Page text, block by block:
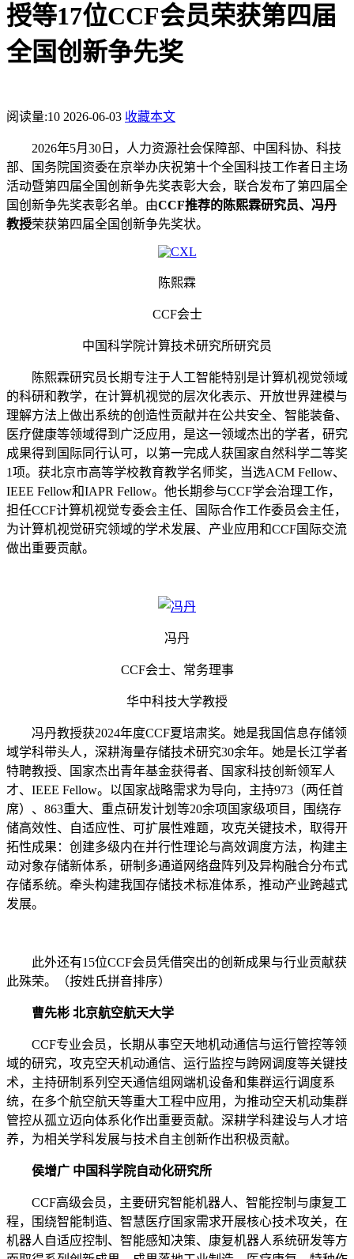
授等17位CCF会员荣获第四届
全国创新争先奖
阅读量:10 2026-06-03 收藏本文
2026年5月30日，人力资源社会保障部、中国科协、科技
部、国务院国资委在京举办庆祝第十个全国科技工作者日主场
活动暨第四届全国创新争先奖表彰大会，联合发布了第四届全
国创新争先奖表彰名单。由CCF推荐的陈熙霖研究员、冯丹
教授荣获第四届全国创新争先奖状。
陈熙霖
CCF会士
中国科学院计算技术研究所研究员
陈熙霖研究员长期专注于人工智能特别是计算机视觉领域
的科研和教学，在计算机视觉的层次化表示、开放世界建模与
理解方法上做出系统的创造性贡献并在公共安全、智能装备、
医疗健康等领域得到广泛应用，是这一领域杰出的学者，研究
成果得到国际同行认可，以第一完成人获国家自然科学二等奖
1项。获北京市高等学校教育教学名师奖，当选ACM Fellow、
IEEE Fellow和IAPR Fellow。他长期参与CCF学会治理工作，
担任CCF计算机视觉专委会主任、国际合作工作委员会主任，
为计算机视觉研究领域的学术发展、产业应用和CCF国际交流
做出重要贡献。
冯丹
CCF会士、常务理事
华中科技大学教授
冯丹教授获2024年度CCF夏培肃奖。她是我国信息存储领
域学科带头人，深耕海量存储技术研究30余年。她是长江学者
特聘教授、国家杰出青年基金获得者、国家科技创新领军人
才、IEEE Fellow。以国家战略需求为导向，主持973（两任首
席）、863重大、重点研发计划等20余项国家级项目，围绕存
储高效性、自适应性、可扩展性难题，攻克关键技术，取得开
拓性成果：创建多级内在并行性理论与高效调度方法，构建主
动对象存储新体系，研制多通道网络盘阵列及异构融合分布式
存储系统。牵头构建我国存储技术标准体系，推动产业跨越式
发展。
此外还有15位CCF会员凭借突出的创新成果与行业贡献获
此殊荣。
（按姓氏拼音排序）
曹先彬 北京航空航天大学
CCF专业会员，长期从事空天地机动通信与运行管控等领
域的研究，攻克空天机动通信、运行监控与跨网调度等关键技
术，主持研制系列空天通信组网端机设备和集群运行调度系
统，在多个航空航天等重大工程中应用，为推动空天机动集群
管控从孤立迈向体系化作出重要贡献。深耕学科建设与人才培
养，为相关学科发展与技术自主创新作出积极贡献。
侯增广 中国科学院自动化研究所
CCF高级会员，主要研究智能机器人、智能控制与康复工
程，围绕智能制造、智慧医疗国家需求开展核心技术攻关，在
机器人自适应控制、智能感知决策、康复机器人系统研发等方